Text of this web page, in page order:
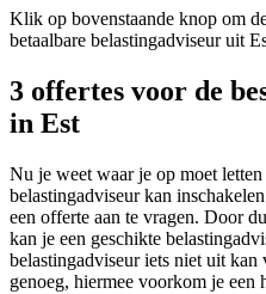
Klik op bovenstaande knop om
betaalbare belastingadviseur uit
3 offertes voor de
in Est
Nu je weet waar je op moet
belastingadviseur kan
een offerte aan te vragen. Door
kan je een geschikte
belastingadviseur iets niet uit kan
genoeg, hiermee voorkom je een